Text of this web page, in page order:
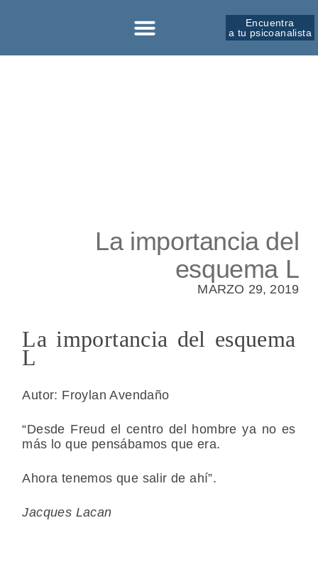
Encuentra
a tu psicoanalista
La importancia del
esquema L
MARZO 29, 2019
La importancia del esquema
L
Autor: Froylan Avendaño
“Desde Freud el centro del hombre ya no es
más lo que pensábamos que era.
Ahora tenemos que salir de ahí”.
Jacques Lacan